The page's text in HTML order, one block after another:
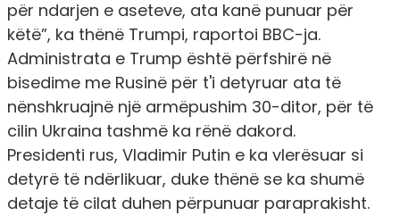
për ndarjen e aseteve, ata kanë punuar për
këtë”, ka thënë Trumpi, raportoi BBC-ja.
Administrata e Trump është përfshirë në
bisedime me Rusinë për t'i detyruar ata të
nënshkruajnë një armëpushim 30-ditor, për të
cilin Ukraina tashmë ka rënë dakord.
Presidenti rus, Vladimir Putin e ka vlerësuar si
detyrë të ndërlikuar, duke thënë se ka shumë
detaje të cilat duhen përpunuar paraprakisht.